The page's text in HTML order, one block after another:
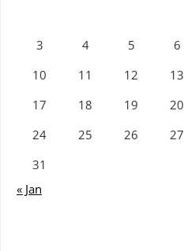
3
4 5 6
10
11 12 13
17
18 19 20
24
25 26 27
31
« Jan